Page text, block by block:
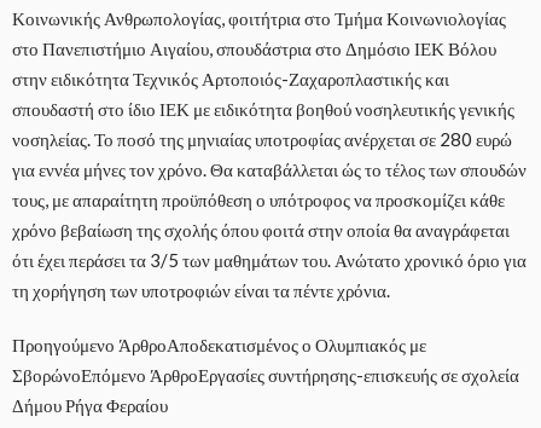
Κοινωνικής Ανθρωπολογίας, φοιτήτρια στο Τμήμα Κοινωνιολογίας
στο Πανεπιστήμιο Αιγαίου, σπουδάστρια στο Δημόσιο ΙΕΚ Βόλου
στην ειδικότητα Τεχνικός Αρτοποιός-Ζαχαροπλαστικής και
σπουδαστή στο ίδιο ΙΕΚ με ειδικότητα βοηθού νοσηλευτικής γενικής
νοσηλείας. Το ποσό της μηνιαίας υποτροφίας ανέρχεται σε 280 ευρώ
για εννέα μήνες τον χρόνο. Θα καταβάλλεται ώς το τέλος των σπουδών
τους, με απαραίτητη προϋπόθεση ο υπότροφος να προσκομίζει κάθε
χρόνο βεβαίωση της σχολής όπου φοιτά στην οποία θα αναγράφεται
ότι έχει περάσει τα 3/5 των μαθημάτων του. Ανώτατο χρονικό όριο για
τη χορήγηση των υποτροφιών είναι τα πέντε χρόνια.
Προηγούμενο ΆρθροΑποδεκατισμένος ο Ολυμπιακός με
ΣβορώνοΕπόμενο ΆρθροΕργασίες συντήρησης-επισκευής σε σχολεία
Δήμου Ρήγα Φεραίου